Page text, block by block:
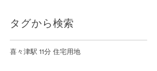
タグから検索
喜々津駅 11分 住宅用地